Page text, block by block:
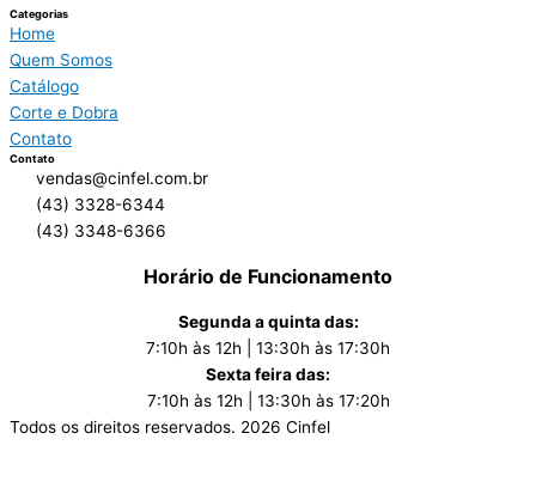
Categorias
Home
Quem Somos
Catálogo
Corte e Dobra
Contato
Contato
vendas@cinfel.com.br
(43) 3328-6344
(43) 3348-6366
Horário de Funcionamento
Segunda a quinta das:
7:10h às 12h | 13:30h às 17:30h
Sexta feira das:
7:10h às 12h | 13:30h às 17:20h
Todos os direitos reservados. 2026 Cinfel